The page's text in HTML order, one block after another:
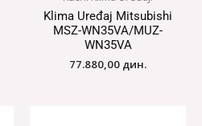
Klima Uređaj Mitsubishi
MSZ-WN35VA/MUZ-
WN35VA
77.880,00 дин.